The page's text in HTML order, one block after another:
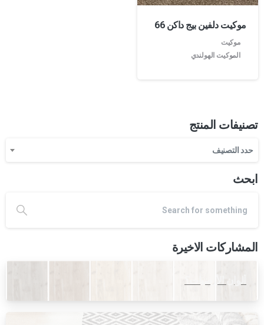
موكيت دلفين بيج داكن 66
موكيت
الموكيت الهولندي
تصنيفات المنتج
حدد التصنيف
ابحث
المشاركات الاخيرة